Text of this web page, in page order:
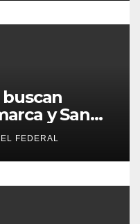
y San
puestos
FEDERAL